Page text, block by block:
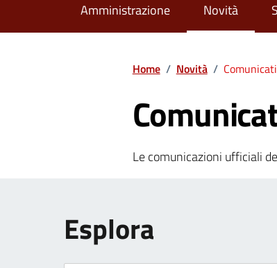
Amministrazione Novità
Home / Novità / Comunicati
Le comunicazioni ufficiali
Esplora